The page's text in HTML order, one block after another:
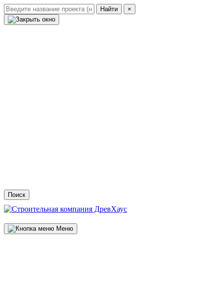
Найти ×
Поиск
Меню